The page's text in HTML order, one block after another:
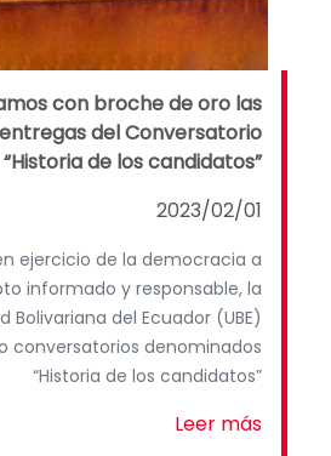
con broche de oro las
del Conversatorio
“Historia de los candidatos”
2023/02/01
ejercicio de la democracia a
informado y responsable, la
Bolivariana del Ecuador (UBE)
conversatorios denominados
“Historia de los candidatos”
Leer más